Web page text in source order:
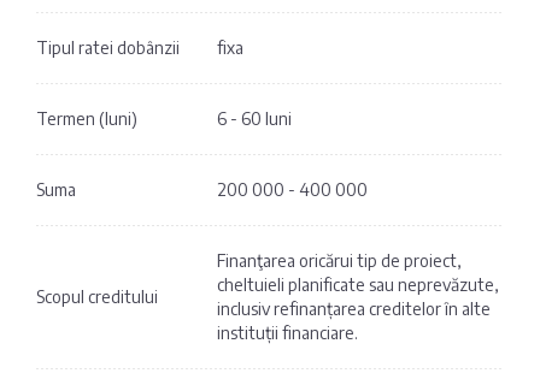
Tipul ratei dobânzii fixa
Termen (luni) 6 - 60 luni
Suma 200 000 - 400 000
Scopul creditului
Finanţarea oricărui tip de proiect,
cheltuieli planificate sau neprevăzute,
inclusiv refinanțarea creditelor în alte
instituții financiare.